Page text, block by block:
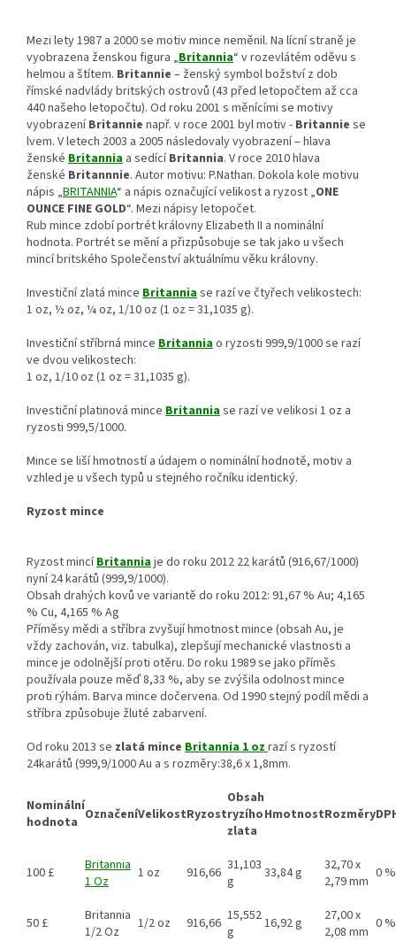
Mezi lety 1987 a 2000 se motiv mince neměnil. Na lícní straně je
vyobrazena ženskou figura „Britannia“ v rozevlátém oděvu s
helmou a štítem. Britannie – ženský symbol božství z dob
římské nadvlády britských ostrovů (43 před letopočtem až cca
440 našeho letopočtu). Od roku 2001 s měnícími se motivy
vyobrazeníBritannie např. v roce 2001 byl motiv - Britannie se
lvem. V letech 2003 a 2005 následovaly vyobrazení – hlava
ženské Britannia a sedícíBritannia. V roce 2010 hlava
ženské Britannnie. Autor motivu: P.Nathan. Dokola kole motivu
nápis „BRITANNIA“ a nápis označující velikost a ryzost „ONE
OUNCE FINE GOLD“. Mezi nápisy letopočet.
Rub mince zdobí portrét královny Elizabeth II a nominální
hodnota. Portrét se mění a přizpůsobuje se tak jako u všech
mincí britského Společenství aktuálnímu věku královny.
Investiční zlatá mince Britanniase razí ve čtyřech velikostech:
1 oz, ½ oz, ¼ oz, 1/10 oz (1 oz = 31,1035 g).
Investiční stříbrná mince Britanniao ryzosti 999,9/1000 se razí
ve dvou velikostech:
1 oz, 1/10 oz (1 oz = 31,1035 g).
Investiční platinová mince Britanniase razí ve velikosi 1 oz a
ryzosti 999,5/1000.
Mince se liší hmotností a údajem o nominální hodnotě, motiv a
vzhled je u všech typů u stejného ročníku identický.
Ryzost mince
Ryzost mincíBritanniaje do roku 2012 22 karátů (916,67/1000)
nyní 24 karátů (999,9/1000).
Obsah drahých kovů ve variantě do roku 2012: 91,67 % Au; 4,165
% Cu, 4,165 % Ag
Příměsy mědi a stříbra zvyšují hmotnost mince (obsah Au, je
vždy zachován, viz. tabulka), zlepšují mechanické vlastnosti a
mince je odolnější proti otěru. Do roku 1989 se jako příměs
používala pouze měď 8,33 %, aby se zvýšila odolnost mince
proti rýhám. Barva mince dočervena. Od 1990 stejný podíl mědi a
stříbra způsobuje žluté zabarvení.
Od roku 2013 se zlatá mince Britannia 1 oz razí s ryzostí
24karátů (999,9/1000 Au a s rozměry:38,6 x 1,8mm.
Nominální
hodnota OznačeníVelikostRyzost
Obsah
ryzího
zlata
HmotnostRozměry
100 £
Britannia
1 Oz
1 oz 916,66 31,103
g
33,84 g
32,70 x
2,79 mm 0 %
50 £
Britannia
1/2 Oz
1/2 oz 916,66 15,552
g
16,92 g
27,00 x
2,08 mm 0 %